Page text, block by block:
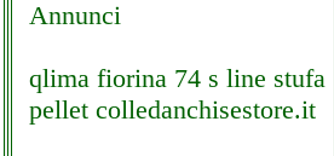
Annunci
qlima fiorina 74 s line stufa
pellet colledanchisestore.it